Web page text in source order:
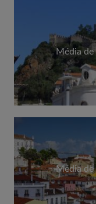
Média de
Média de